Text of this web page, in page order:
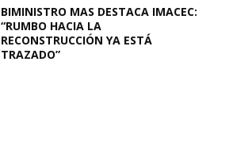
BIMINISTRO MAS DESTACA IMACEC:
“RUMBO HACIA LA
RECONSTRUCCIÓN YA ESTÁ
TRAZADO”